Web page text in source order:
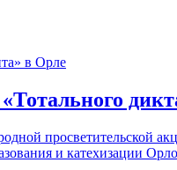
просветительской
и катехизации